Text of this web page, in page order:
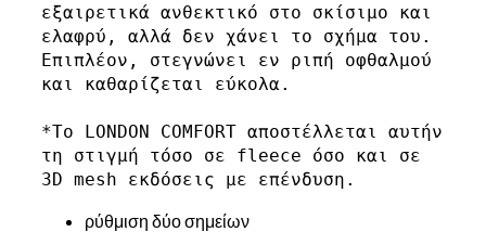
εξαιρετικά ανθεκτικό στο σκίσιμο και
ελαφρύ, αλλά δεν χάνει το σχήμα του.
Επιπλέον, στεγνώνει εν ριπή οφθαλμού
και καθαρίζεται εύκολα.
*Το LONDON COMFORT αποστέλλεται αυτήν
τη στιγμή τόσο σε fleece όσο και σε
ρύθμιση δύο σημείων